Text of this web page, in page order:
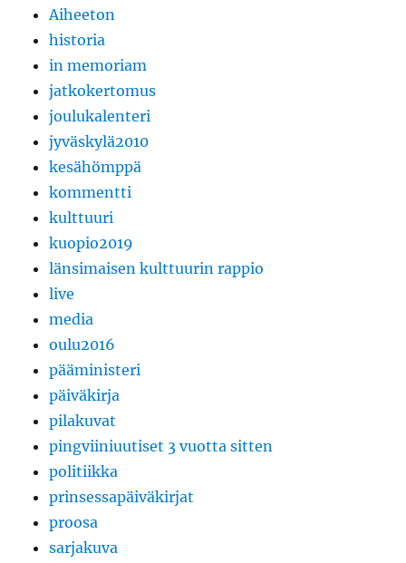
Aiheeton
historia
in memoriam
jatkokertomus
joulukalenteri
jyväskylä2010
kesähömppä
kommentti
kulttuuri
kuopio2019
länsimaisen kulttuurin rappio
live
media
oulu2016
pääministeri
päiväkirja
pilakuvat
pingviiniuutiset 3 vuotta sitten
politiikka
prinsessapäiväkirjat
proosa
sarjakuva